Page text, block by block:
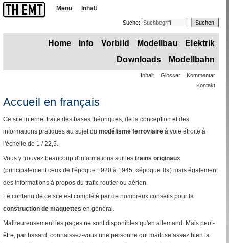
Menü Inhalt
Suche:
Home Info Vorbild Modellbau
Elektrik
Downloads
Modellbahn
Inhalt Glossar
Kommentar
Kontakt
Accueil en français
Ce site internet traite des bases théoriques, de la conception et des
informations pratiques au sujet du modélisme ferroviaire à voie étroite à
l'échelle de 1 /22,5.
Vous y trouvez beaucoup d'informations sur les trains originaux
(principalement ceux de l'époque 1920 à 1945, «époque II») mais également
des informations à propos du trafic routier ou aérien.
Le contenu de ce site est complété par de nombreux conseils pour la
construction de maquettes en général.
Malheureusement les pages ne sont disponibles qu'en allemand. Mais peut-
être, par hasard, connaissez-vous une personne qui maitrise assez bien la